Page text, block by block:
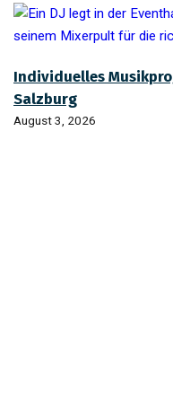
Individuelles
Salzburg
August 3, 2026